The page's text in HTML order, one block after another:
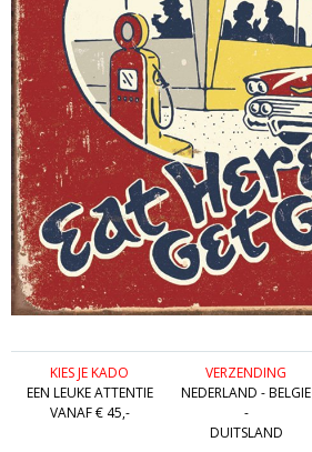
KIES JE KADO
EEN LEUKE ATTENTIE
VANAF € 45,-
VERZENDING
NEDERLAND - BELGIE
-
DUITSLAND